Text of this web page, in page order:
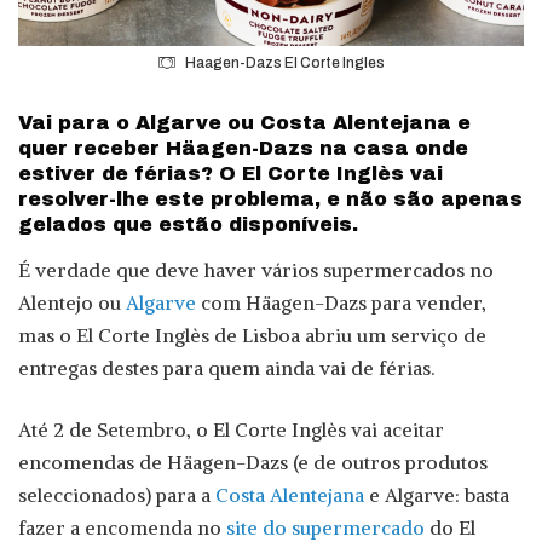
Haagen-Dazs El Corte Ingles
Vai para o Algarve ou Costa Alentejana e
quer receber Häagen-Dazs na casa onde
estiver de férias? O El Corte Inglès vai
resolver-lhe este problema, e não são apenas
gelados que estão disponíveis.
É verdade que deve haver vários supermercados no
Alentejo ou Algarve com Häagen-Dazs para vender,
mas o El Corte Inglès de Lisboa abriu um serviço de
entregas destes para quem ainda vai de férias.
Até 2 de Setembro, o El Corte Inglès vai aceitar
encomendas de Häagen-Dazs (e de outros produtos
seleccionados) para a Costa Alentejana e Algarve: basta
fazer a encomenda no site do supermercado do El